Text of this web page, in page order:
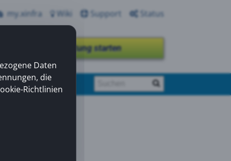
my.xinfra Wiki Support Status
Fernwartung starten
Daten
die
Richtlinien